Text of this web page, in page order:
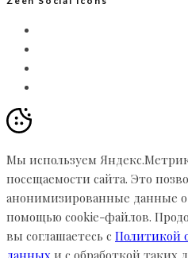
Мы используем
посещаемости сайта. Это
анонимизированные данные
помощью cookie-файлов.
вы соглашаетесь с Политикой
данных и с обработкой таких